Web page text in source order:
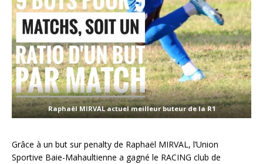
Raphaël MIRVAL actuel meilleur buteur de la R1
Grâce à un but sur penalty de Raphaël MIRVAL, l’Union
Sportive Baie-Mahaultienne a gagné le RACING club de